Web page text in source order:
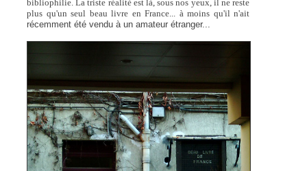
bibliophilie. La triste réalité est là, sous nos yeux, il ne reste
plus qu'un seul beau livre en France... à moins qu'il n'ait
récemment été vendu à un amateur étranger...